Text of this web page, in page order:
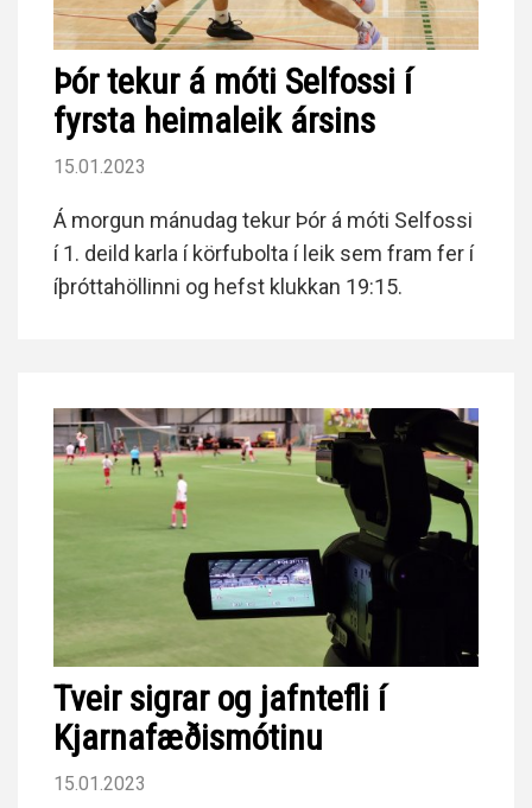
Þór tekur á móti Selfossi í
fyrsta heimaleik ársins
15.01.2023
Á morgun mánudag tekur Þór á móti Selfossi
í 1. deild karla í körfubolta í leik sem fram fer í
íþróttahöllinni og hefst klukkan 19:15.
Tveir sigrar og jafntefli í
Kjarnafæðismótinu
15.01.2023